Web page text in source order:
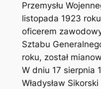
Przemysłu
listopada 1923
oficerem
Sztabu
roku, został
W dniu 17 sierpnia
Władysław